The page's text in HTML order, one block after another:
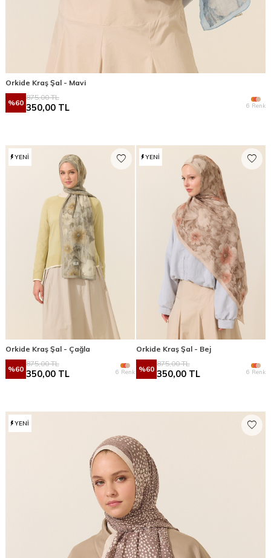
Orkide Kraş Şal - Mavi
%60
875,00TL
350,00 TL 6 Renk
YENI
Orkide Kraş Şal - Çağla
%60
875,00TL
350,00 TL 6 Renk
YENI
Orkide Kraş Şal - Bej
%60
875,00TL
350,00 TL 6 Renk
YENI